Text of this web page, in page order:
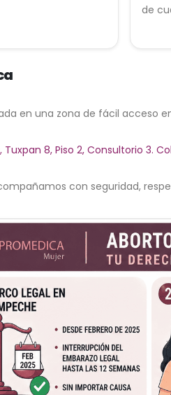
de
en una zona de fácil acceso
Tuxpan 8, Piso 2, Consultorio 3.
con seguridad,